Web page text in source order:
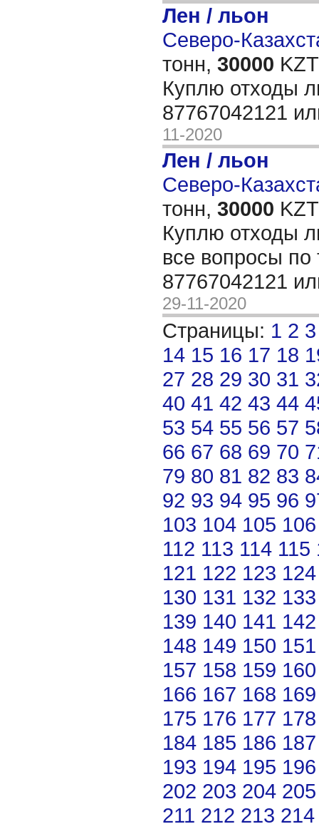
Лен / льон
Северо-
тонн, 30000
Куплю отходы
87767042121
11-2020
Лен / льон
Северо-
тонн, 30000
Куплю отходы
все вопросы
87767042121
29-11-2020
Страницы: 1 2 3
14 15 16 17 18
27 28 29 30 31
40 41 42 43 44
53 54 55 56 57
66 67 68 69 70
79 80 81 82 83
92 93 94 95 96
103 104 105 106
112 113 114 115
121 122 123 124
130 131 132 133
139 140 141 142
148 149 150 151
157 158 159 160
166 167 168 169
175 176 177 178
184 185 186 187
193 194 195 196
202 203 204 205
211 212 213 214